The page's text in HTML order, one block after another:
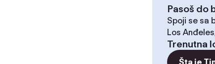
Pasoš do
Spoji se sa
Los
Trenutna
Šta je